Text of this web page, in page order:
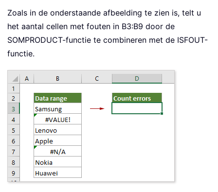
Zoals in de onderstaande afbeelding te zien is, telt u
het aantal cellen met fouten in B3:B9 door de
SOMPRODUCT-functie te combineren met de ISFOUT-
functie.